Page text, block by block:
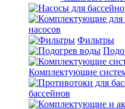
насосов
Фильтры
Комплектующие
бассейнов